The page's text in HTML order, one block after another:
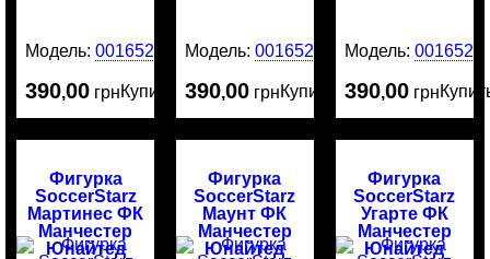
Модель:0016529
390,00 грнКупить
Модель:0016528
390,00 грнКупить
Модель: 0016526
390,00 грн
Фигурка
SoccerStarz
Мартинес ФК
Манчестер
Юнайтед
Фигурка
SoccerStarz
Маунт ФК
Манчестер
Юнайтед
Фигурка
SoccerStarz
Угарте ФК
Манчестер
Юнайтед